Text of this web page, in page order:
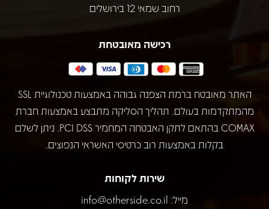
רחוב שמאי 12 בירושלים
רכישה מאובטחת
האתר מאובטח ברמת הצפנה גבוהה באמצעות טכנולוגיית SSL
מהמתקדמות בעולם. תהליך הסליקה מתבצע באמצעות חברת
COMAX בהתאם לתקן האבטחה המחמיר PCI DSS. ניתן לשלם
בקלות באמצעות רוב כרטיסי האשראי הנפוצים.
שירות לקוחות
מייל: info@otherside.co.il